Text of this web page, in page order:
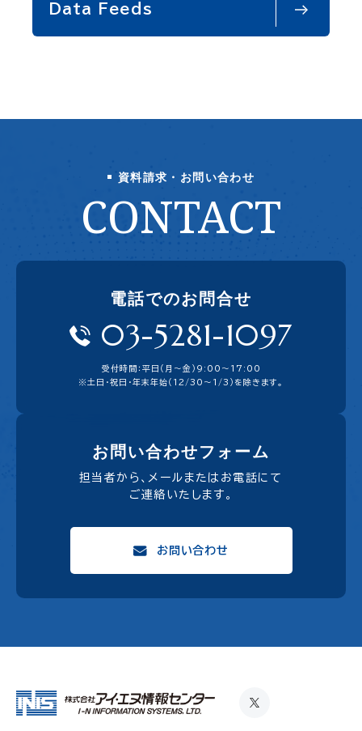
Data Feeds
資料請求・お問い合わせ
CONTACT
電話でのお問合せ
03-5281-1097
受付時間：平日（月〜金）9:00〜17:00
※土日・祝日・年末年始（12/30～1/3）を除きます。
お問い合わせフォーム
担当者から、メールまたはお電話にて
ご連絡いたします。
お問い合わせ